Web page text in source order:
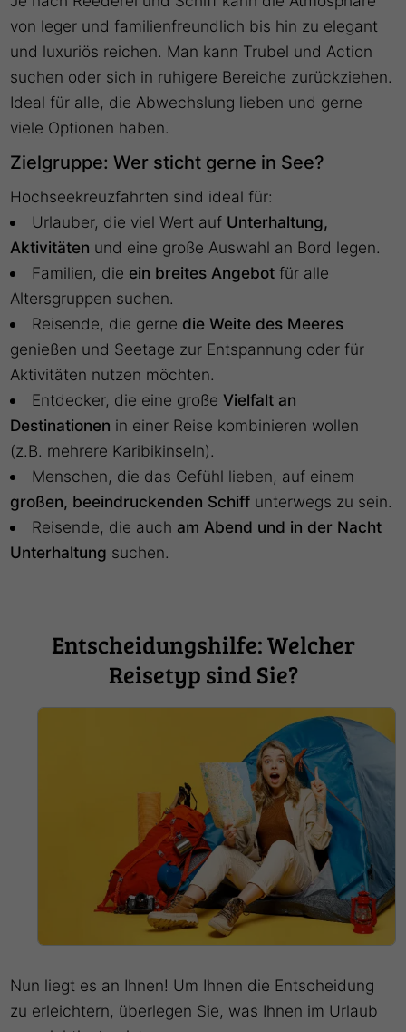
von leger und familienfreundlich bis hin zu elegant
und luxuriös reichen. Man kann Trubel und Action
suchen oder sich in ruhigere Bereiche zurückziehen.
Ideal für alle, die Abwechslung lieben und gerne
viele Optionen haben.
Zielgruppe: Wer sticht gerne in See?
Hochseekreuzfahrten sind ideal für:
Urlauber, die viel Wert auf Unterhaltung,
Aktivitäten und eine große Auswahl an Bord legen.
Familien, die ein breites Angebot für alle
Altersgruppen suchen.
Reisende, die gerne die Weite des Meeres
genießen und Seetage zur Entspannung oder für
Aktivitäten nutzen möchten.
Entdecker, die eine große Vielfalt an
Destinationen in einer Reise kombinieren wollen
(z.B. mehrere Karibikinseln).
Menschen, die das Gefühl lieben, auf einem
großen, beeindruckenden Schiff unterwegs zu sein.
Reisende, die auch am Abend und in der Nacht
Unterhaltung suchen.
Entscheidungshilfe: Welcher
Reisetyp sind Sie?
Nun liegt es an Ihnen! Um Ihnen die Entscheidung
zu erleichtern, überlegen Sie, was Ihnen im Urlaub